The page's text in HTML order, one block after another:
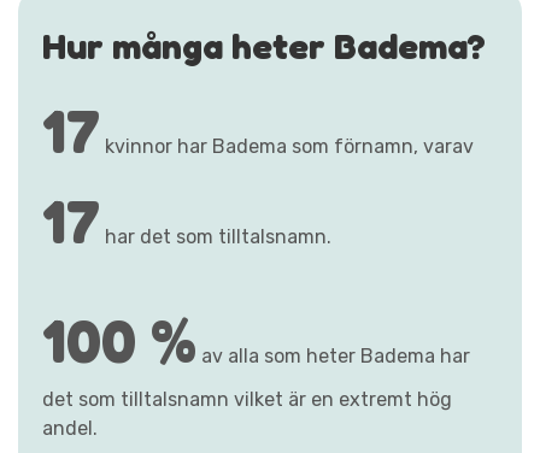
Hur många heter Badema?
17 kvinnor har Badema som förnamn, varav
17 har det som tilltalsnamn.
100 % av alla som heter Badema har
det som tilltalsnamn vilket är en extremt hög
andel.